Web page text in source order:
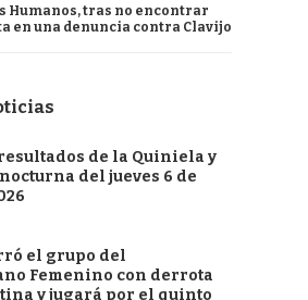
Humanos, tras no encontrar
en una denuncia contra Clavijo
de la Quiniela y
del jueves 6 de
el grupo del
Femenino con derrota
y jugará por el quinto